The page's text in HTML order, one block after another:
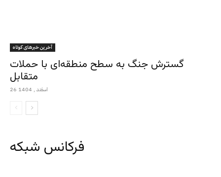
آخرین خبرهای کوتاه
گسترش جنگ به سطح منطقه‌ای با حملات
متقابل
26 اسفند , 1404
فرکانس شبکه